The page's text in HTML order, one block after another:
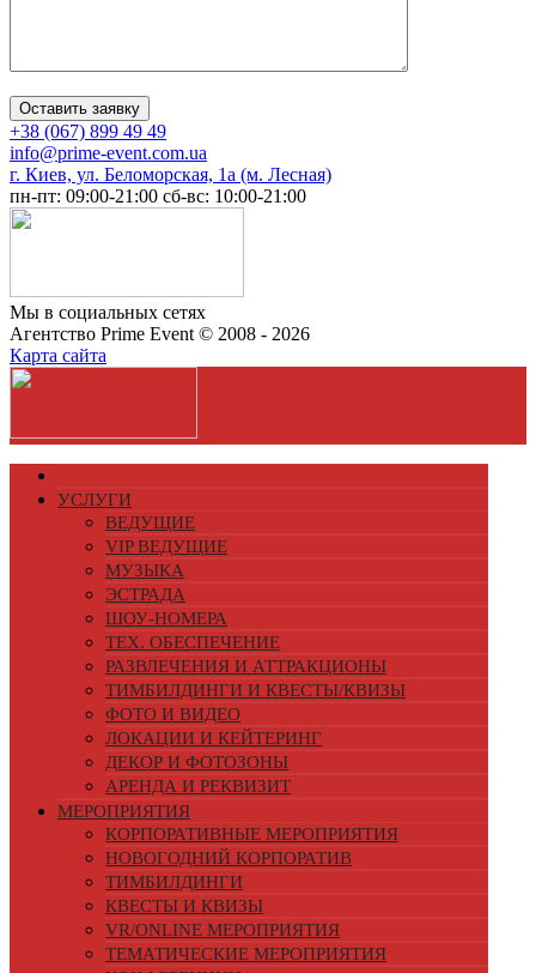
+38 (067) 899 49 49
info@prime-event.com.ua
г. Киев, ул. Беломорская, 1а (м. Лесная)
пн-пт: 09:00-21:00 сб-вс: 10:00-21:00
Мы в социальных сетях
Агентство Prime Event © 2008 - 2026
Карта сайта
УСЛУГИ
ВЕДУЩИЕ
VIP ВЕДУЩИЕ
МУЗЫКА
ЭСТРАДА
ШОУ-НОМЕРА
ТЕХ. ОБЕСПЕЧЕНИЕ
РАЗВЛЕЧЕНИЯ И АТТРАКЦИОНЫ
ТИМБИЛДИНГИ И КВЕСТЫ/КВИЗЫ
ФОТО И ВИДЕО
ЛОКАЦИИ И КЕЙТЕРИНГ
ДЕКОР И ФОТОЗОНЫ
АРЕНДА И РЕКВИЗИТ
МЕРОПРИЯТИЯ
КОРПОРАТИВНЫЕ МЕРОПРИЯТИЯ
НОВОГОДНИЙ КОРПОРАТИВ
ТИМБИЛДИНГИ
КВЕСТЫ И КВИЗЫ
VR/ONLINE МЕРОПРИЯТИЯ
ТЕМАТИЧЕСКИЕ МЕРОПРИЯТИЯ